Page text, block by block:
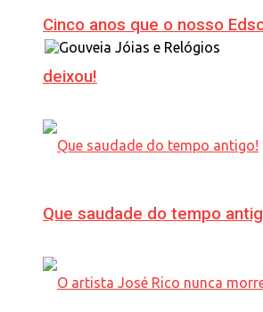
Cinco anos que o nosso
deixou!
Que saudade do tempo